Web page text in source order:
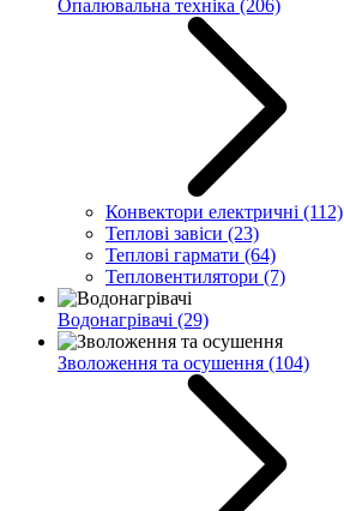
Опалювальна техніка (206)
Конвектори електричні (112)
Теплові завіси (23)
Теплові гармати (64)
Тепловентилятори (7)
Водонагрівачі (29)
Зволоження та осушення (104)